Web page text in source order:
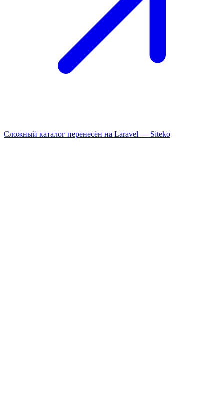
Сложный каталог перенесён на Laravel — Siteko